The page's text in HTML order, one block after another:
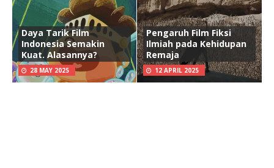
Daya Tarik Film
Indonesia Semakin
Kuat. Alasannya?
28 MAY 2025
Pengaruh Film Fiksi
Ilmiah pada Kehidupan
Remaja
12 APRIL 2025